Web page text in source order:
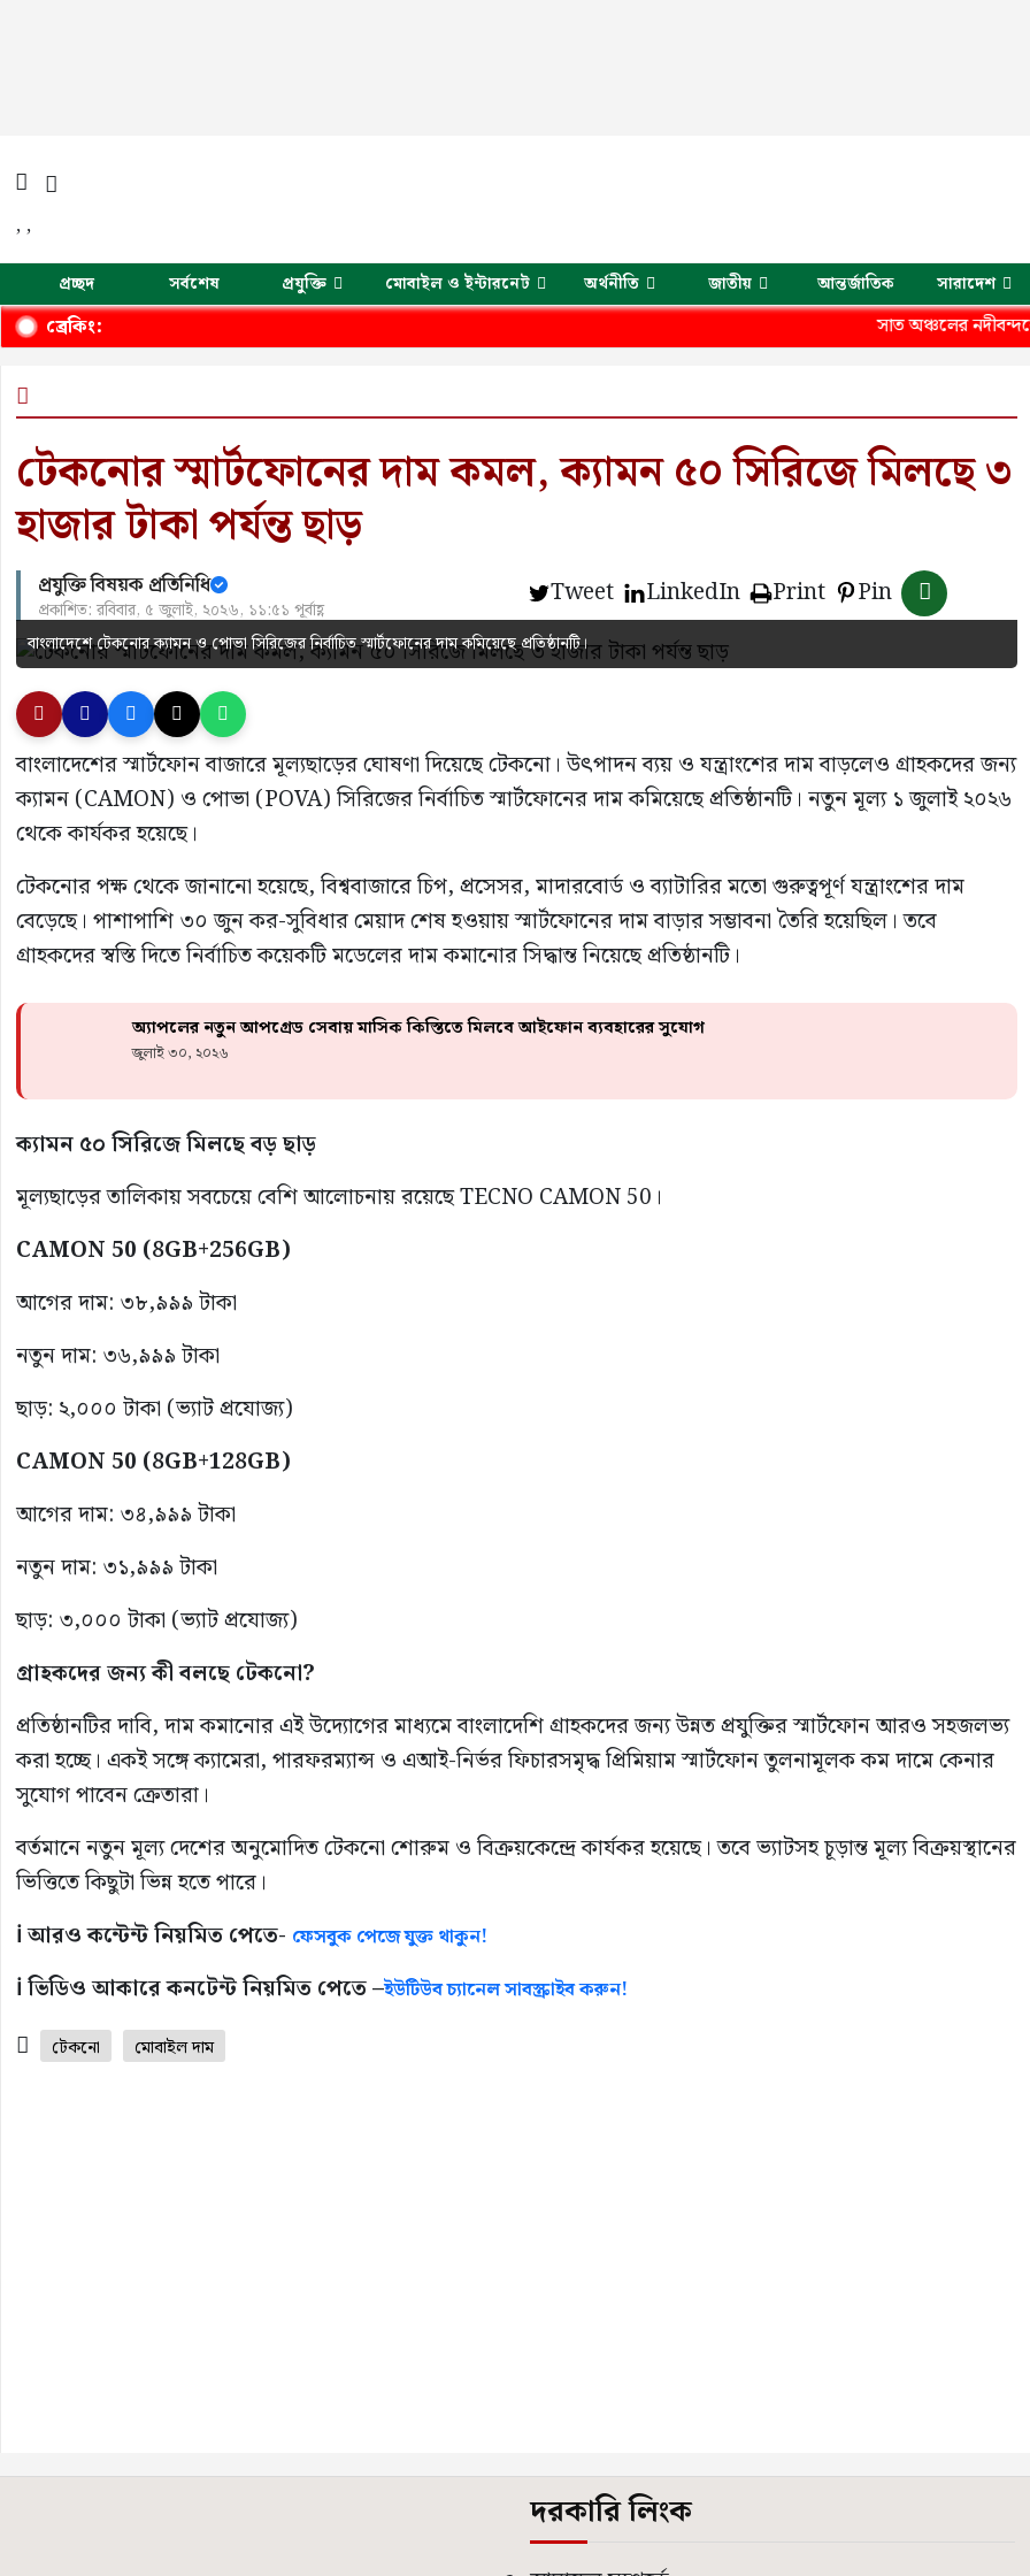
, ,
প্রচ্ছদ সর্বশেষ প্রযুক্তি মোবাইল ও ইন্টারনেট অর্থনীতি জাতীয় আন্তর্জাতিক সারাদেশ
ব্রেকিং: সাত অঞ্চলের নদীবন্দরে এক
টেকনোর স্মার্টফোনের দাম কমল, ক্যামন ৫০ সিরিজে মিলছে ৩
হাজার টাকা পর্যন্ত ছাড়
প্রযুক্তি বিষয়ক প্রতিনিধি
প্রকাশিত: রবিবার, ৫ জুলাই, ২০২৬, ১১:৫১ পূর্বাহ্ণ Tweet LinkedIn Print Pin
বাংলাদেশে টেকনোর ক্যামন ও পোভা সিরিজের নির্বাচিত স্মার্টফোনের দাম কমিয়েছে প্রতিষ্ঠানটি।
বাংলাদেশের স্মার্টফোন বাজারে মূল্যছাড়ের ঘোষণা দিয়েছে টেকনো। উৎপাদন ব্যয় ও যন্ত্রাংশের দাম বাড়লেও গ্রাহকদের জন্য
ক্যামন (CAMON) ও পোভা (POVA) সিরিজের নির্বাচিত স্মার্টফোনের দাম কমিয়েছে প্রতিষ্ঠানটি। নতুন মূল্য ১ জুলাই ২০২৬
থেকে কার্যকর হয়েছে।
টেকনোর পক্ষ থেকে জানানো হয়েছে, বিশ্ববাজারে চিপ, প্রসেসর, মাদারবোর্ড ও ব্যাটারির মতো গুরুত্বপূর্ণ যন্ত্রাংশের দাম
বেড়েছে। পাশাপাশি ৩০ জুন কর-সুবিধার মেয়াদ শেষ হওয়ায় স্মার্টফোনের দাম বাড়ার সম্ভাবনা তৈরি হয়েছিল। তবে
গ্রাহকদের স্বস্তি দিতে নির্বাচিত কয়েকটি মডেলের দাম কমানোর সিদ্ধান্ত নিয়েছে প্রতিষ্ঠানটি।
অ্যাপলের নতুন আপগ্রেড সেবায় মাসিক কিস্তিতে মিলবে আইফোন ব্যবহারের সুযোগ
জুলাই ৩০, ২০২৬
ক্যামন ৫০ সিরিজে মিলছে বড় ছাড়
মূল্যছাড়ের তালিকায় সবচেয়ে বেশি আলোচনায় রয়েছে TECNO CAMON 50।
CAMON 50 (8GB+256GB)
আগের দাম: ৩৮,৯৯৯ টাকা
নতুন দাম: ৩৬,৯৯৯ টাকা
ছাড়: ২,০০০ টাকা (ভ্যাট প্রযোজ্য)
CAMON 50 (8GB+128GB)
আগের দাম: ৩৪,৯৯৯ টাকা
নতুন দাম: ৩১,৯৯৯ টাকা
ছাড়: ৩,০০০ টাকা (ভ্যাট প্রযোজ্য)
গ্রাহকদের জন্য কী বলছে টেকনো?
প্রতিষ্ঠানটির দাবি, দাম কমানোর এই উদ্যোগের মাধ্যমে বাংলাদেশি গ্রাহকদের জন্য উন্নত প্রযুক্তির স্মার্টফোন আরও সহজলভ্য
করা হচ্ছে। একই সঙ্গে ক্যামেরা, পারফরম্যান্স ও এআই-নির্ভর ফিচারসমৃদ্ধ প্রিমিয়াম স্মার্টফোন তুলনামূলক কম দামে কেনার
সুযোগ পাবেন ক্রেতারা।
বর্তমানে নতুন মূল্য দেশের অনুমোদিত টেকনো শোরুম ও বিক্রয়কেন্দ্রে কার্যকর হয়েছে। তবে ভ্যাটসহ চূড়ান্ত মূল্য বিক্রয়স্থানের
ভিত্তিতে কিছুটা ভিন্ন হতে পারে।
ℹ️ আরও কন্টেন্ট নিয়মিত পেতে- ফেসবুক পেজে যুক্ত থাকুন!
ℹ️ ভিডিও আকারে কনটেন্ট নিয়মিত পেতে –ইউটিউব চ্যানেল সাবস্ক্রাইব করুন!
টেকনো মোবাইল দাম
দরকারি লিংক